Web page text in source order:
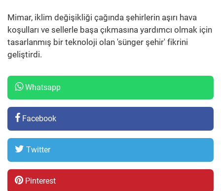
Mimar, iklim değişikliği çağında şehirlerin aşırı hava
koşulları ve sellerle başa çıkmasına yardımcı olmak için
tasarlanmış bir teknoloji olan 'sünger şehir' fikrini
geliştirdi.
Whatsapp
Facebook
Twitter
Pinterest